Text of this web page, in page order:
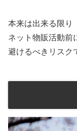
本来は出来る限り
ネット物販活動前
避けるべきリスク